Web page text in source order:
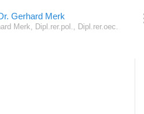
Merk, Dipl.rer.pol., Dipl.rer.oec.